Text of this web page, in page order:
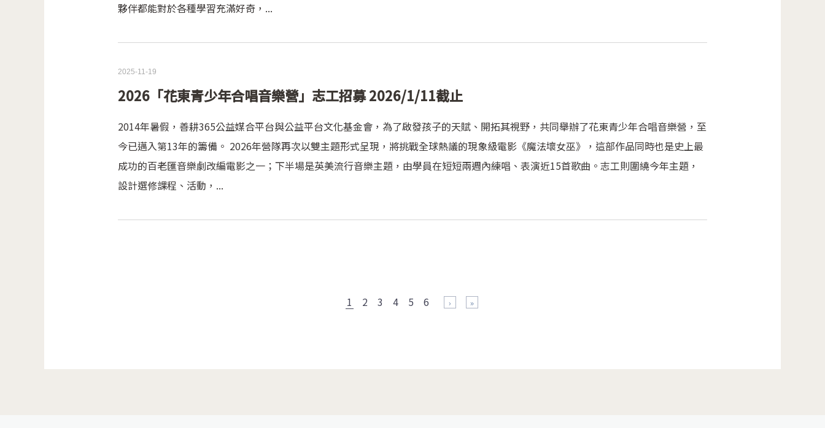
夥伴都能對於各種學習充滿好奇，...
2025-11-19
2026「花東青少年合唱音樂營」志工招募 2026/1/11截止
2014年暑假，善耕365公益媒合平台與公益平台文化基金會，為了啟發孩子的天賦、開拓其視野，共同舉辦了花東青少年合唱音樂營，至
今已邁入第13年的籌備。 2026年營隊再次以雙主題形式呈現，將挑戰全球熱議的現象級電影《魔法壞女巫》，這部作品同時也是史上最
成功的百老匯音樂劇改編電影之一；下半場是英美流行音樂主題，由學員在短短兩週內練唱、表演近15首歌曲。志工則圍繞今年主題，
設計選修課程、活動，...
1 2 3 4 5 6